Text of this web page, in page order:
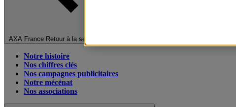
AXA France Retour à la section précédente
Notre histoire
Nos chiffres clés
Nos campagnes publicitaires
Notre mécénat
Nos associations